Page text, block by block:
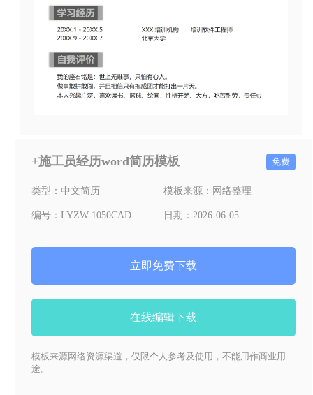
+施工员经历word简历模板 免费
类型：中文简历 模板来源： 网络整理
编号：LYZW-1050CAD 日期： 2026-06-05
立即免费下载
在线编辑下载
模板来源网络资源渠道，仅限个人参考及使用，不能用作商业用
途。